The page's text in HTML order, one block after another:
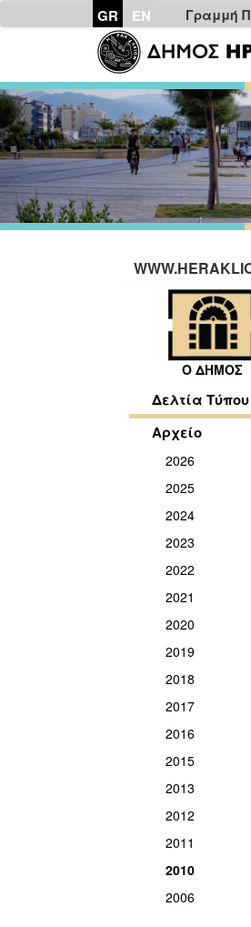
GR EN Γραμμή
Ο ΔΗΜΟΣ
Δελτία Τύπου
Αρχείο
2026
2025
2024
2023
2022
2021
2020
2019
2018
2017
2016
2015
2013
2012
2011
2010
2006